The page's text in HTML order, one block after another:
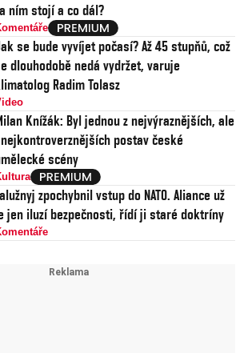
ním stojí a co dál?
se bude vyvíjet počasí? Až 45 stupňů, což
dlouhodobě nedá vydržet, varuje
Radim Tolasz
Knížák: Byl jednou z nejvýraznějších, ale
postav české
scény
zpochybnil vstup do NATO. Aliance už
jen iluzí bezpečnosti, řídí ji staré doktríny